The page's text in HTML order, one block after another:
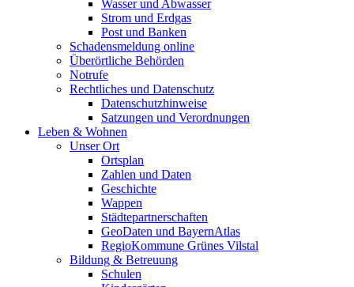
Wasser und Abwasser
Strom und Erdgas
Post und Banken
Schadensmeldung online
Überörtliche Behörden
Notrufe
Rechtliches und Datenschutz
Datenschutzhinweise
Satzungen und Verordnungen
Leben & Wohnen
Unser Ort
Ortsplan
Zahlen und Daten
Geschichte
Wappen
Städtepartnerschaften
GeoDaten und BayernAtlas
RegioKommune Grünes Vilstal
Bildung & Betreuung
Schulen